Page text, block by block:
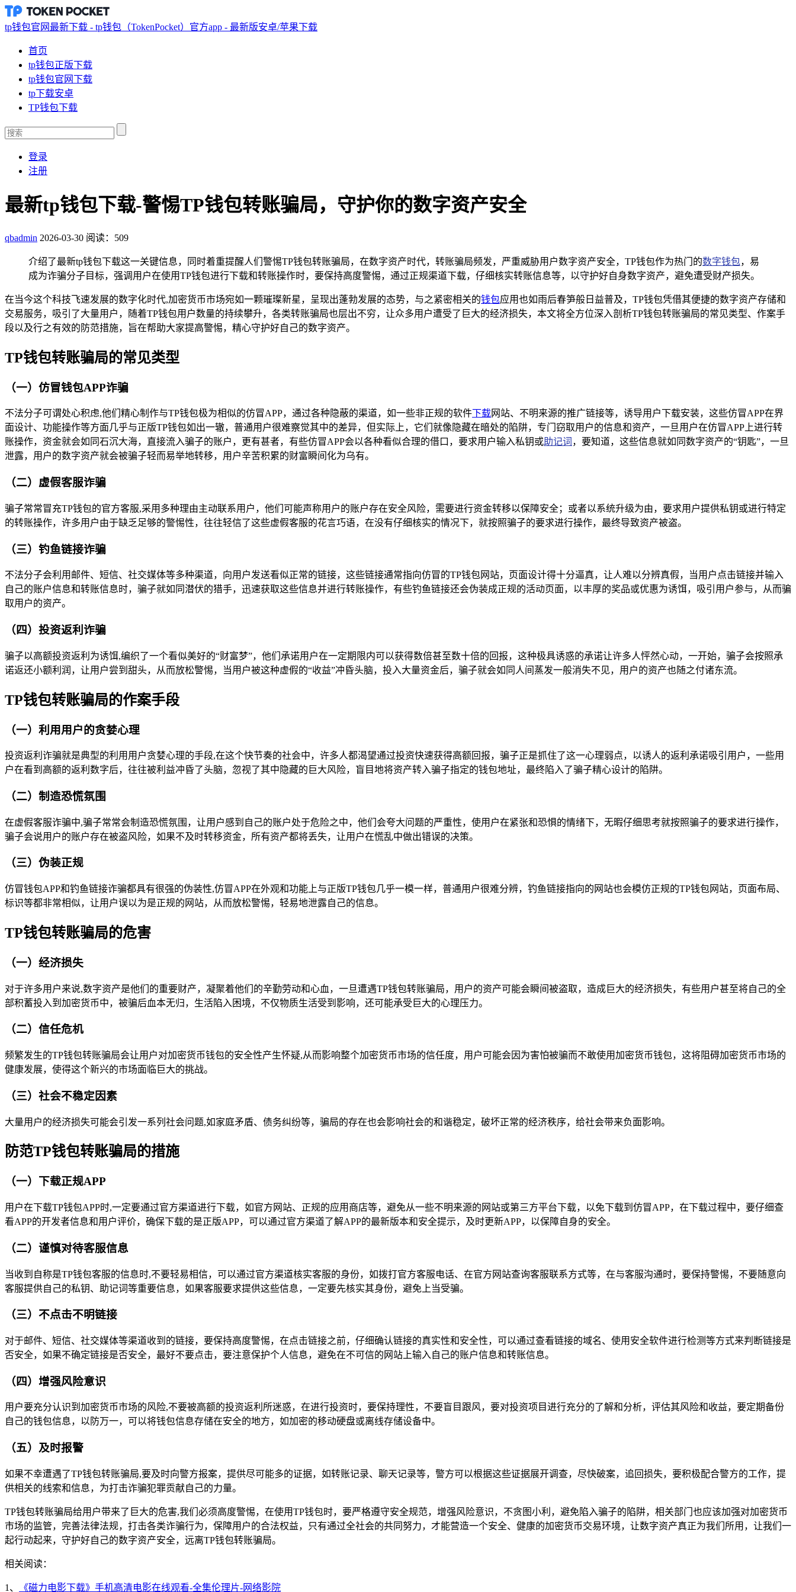
tp钱包官网最新下载 - tp钱包（TokenPocket）官方app - 最新版安卓/苹果下载
首页
tp钱包正版下载
tp钱包官网下载
tp下载安卓
TP钱包下载
登录
注册
最新tp钱包下载-警惕TP钱包转账骗局，守护你的数字资产安全
qbadmin 2026-03-30 阅读：509
介绍了最新tp钱包下载这一关键信息，同时着重提醒人们警惕TP钱包转账骗局，在数字资产时代，转账骗局频发，严重威胁用户数字资产安全，TP钱包作为热门的数字钱包，易
成为诈骗分子目标，强调用户在使用TP钱包进行下载和转账操作时，要保持高度警惕，通过正规渠道下载，仔细核实转账信息等，以守护好自身数字资产，避免遭受财产损失。
在当今这个科技飞速发展的数字化时代,加密货币市场宛如一颗璀璨新星，呈现出蓬勃发展的态势，与之紧密相关的钱包应用也如雨后春笋般日益普及，TP钱包凭借其便捷的数字资产存储和
交易服务，吸引了大量用户，随着TP钱包用户数量的持续攀升，各类转账骗局也层出不穷，让众多用户遭受了巨大的经济损失，本文将全方位深入剖析TP钱包转账骗局的常见类型、作案手
段以及行之有效的防范措施，旨在帮助大家提高警惕，精心守护好自己的数字资产。
TP钱包转账骗局的常见类型
（一）仿冒钱包APP诈骗
不法分子可谓处心积虑,他们精心制作与TP钱包极为相似的仿冒APP，通过各种隐蔽的渠道，如一些非正规的软件下载网站、不明来源的推广链接等，诱导用户下载安装，这些仿冒APP在界
面设计、功能操作等方面几乎与正版TP钱包如出一辙，普通用户很难察觉其中的差异，但实际上，它们就像隐藏在暗处的陷阱，专门窃取用户的信息和资产，一旦用户在仿冒APP上进行转
账操作，资金就会如同石沉大海，直接流入骗子的账户，更有甚者，有些仿冒APP会以各种看似合理的借口，要求用户输入私钥或助记词 ，要知道，这些信息就如同数字资产的“钥匙”，一旦
泄露，用户的数字资产就会被骗子轻而易举地转移，用户辛苦积累的财富瞬间化为乌有。
（二）虚假客服诈骗
骗子常常冒充TP钱包的官方客服,采用多种理由主动联系用户，他们可能声称用户的账户存在安全风险，需要进行资金转移以保障安全；或者以系统升级为由，要求用户提供私钥或进行特定
的转账操作，许多用户由于缺乏足够的警惕性，往往轻信了这些虚假客服的花言巧语，在没有仔细核实的情况下，就按照骗子的要求进行操作，最终导致资产被盗。
（三）钓鱼链接诈骗
不法分子会利用邮件、短信、社交媒体等多种渠道，向用户发送看似正常的链接，这些链接通常指向仿冒的TP钱包网站，页面设计得十分逼真，让人难以分辨真假，当用户点击链接并输入
自己的账户信息和转账信息时，骗子就如同潜伏的猎手，迅速获取这些信息并进行转账操作，有些钓鱼链接还会伪装成正规的活动页面，以丰厚的奖品或优惠为诱饵，吸引用户参与，从而骗
取用户的资产。
（四）投资返利诈骗
骗子以高额投资返利为诱饵,编织了一个看似美好的“财富梦”，他们承诺用户在一定期限内可以获得数倍甚至数十倍的回报，这种极具诱惑的承诺让许多人怦然心动，一开始，骗子会按照承
诺返还小额利润，让用户尝到甜头，从而放松警惕，当用户被这种虚假的“收益”冲昏头脑，投入大量资金后，骗子就会如同人间蒸发一般消失不见，用户的资产也随之付诸东流。
TP钱包转账骗局的作案手段
（一）利用用户的贪婪心理
投资返利诈骗就是典型的利用用户贪婪心理的手段,在这个快节奏的社会中，许多人都渴望通过投资快速获得高额回报，骗子正是抓住了这一心理弱点，以诱人的返利承诺吸引用户，一些用
户在看到高额的返利数字后，往往被利益冲昏了头脑，忽视了其中隐藏的巨大风险，盲目地将资产转入骗子指定的钱包地址，最终陷入了骗子精心设计的陷阱。
（二）制造恐慌氛围
在虚假客服诈骗中,骗子常常会制造恐慌氛围，让用户感到自己的账户处于危险之中，他们会夸大问题的严重性，使用户在紧张和恐惧的情绪下，无暇仔细思考就按照骗子的要求进行操作，
骗子会说用户的账户存在被盗风险，如果不及时转移资金，所有资产都将丢失，让用户在慌乱中做出错误的决策。
（三）伪装正规
仿冒钱包APP和钓鱼链接诈骗都具有很强的伪装性,仿冒APP在外观和功能上与正版TP钱包几乎一模一样，普通用户很难分辨，钓鱼链接指向的网站也会模仿正规的TP钱包网站，页面布局、
标识等都非常相似，让用户误以为是正规的网站，从而放松警惕，轻易地泄露自己的信息。
TP钱包转账骗局的危害
（一）经济损失
对于许多用户来说,数字资产是他们的重要财产，凝聚着他们的辛勤劳动和心血，一旦遭遇TP钱包转账骗局，用户的资产可能会瞬间被盗取，造成巨大的经济损失，有些用户甚至将自己的全
部积蓄投入到加密货币中，被骗后血本无归，生活陷入困境，不仅物质生活受到影响，还可能承受巨大的心理压力。
（二）信任危机
频繁发生的TP钱包转账骗局会让用户对加密货币钱包的安全性产生怀疑,从而影响整个加密货币市场的信任度，用户可能会因为害怕被骗而不敢使用加密货币钱包，这将阻碍加密货币市场的
健康发展，使得这个新兴的市场面临巨大的挑战。
（三）社会不稳定因素
大量用户的经济损失可能会引发一系列社会问题,如家庭矛盾、债务纠纷等，骗局的存在也会影响社会的和谐稳定，破坏正常的经济秩序，给社会带来负面影响。
防范TP钱包转账骗局的措施
（一）下载正规APP
用户在下载TP钱包APP时,一定要通过官方渠道进行下载，如官方网站、正规的应用商店等，避免从一些不明来源的网站或第三方平台下载，以免下载到仿冒APP，在下载过程中，要仔细查
看APP的开发者信息和用户评价，确保下载的是正版APP，可以通过官方渠道了解APP的最新版本和安全提示，及时更新APP，以保障自身的安全。
（二）谨慎对待客服信息
当收到自称是TP钱包客服的信息时,不要轻易相信，可以通过官方渠道核实客服的身份，如拨打官方客服电话、在官方网站查询客服联系方式等，在与客服沟通时，要保持警惕，不要随意向
客服提供自己的私钥、助记词等重要信息，如果客服要求提供这些信息，一定要先核实其身份，避免上当受骗。
（三）不点击不明链接
对于邮件、短信、社交媒体等渠道收到的链接，要保持高度警惕，在点击链接之前，仔细确认链接的真实性和安全性，可以通过查看链接的域名、使用安全软件进行检测等方式来判断链接是
否安全，如果不确定链接是否安全，最好不要点击，要注意保护个人信息，避免在不可信的网站上输入自己的账户信息和转账信息。
（四）增强风险意识
用户要充分认识到加密货币市场的风险,不要被高额的投资返利所迷惑，在进行投资时，要保持理性，不要盲目跟风，要对投资项目进行充分的了解和分析，评估其风险和收益，要定期备份
自己的钱包信息，以防万一，可以将钱包信息存储在安全的地方，如加密的移动硬盘或离线存储设备中。
（五）及时报警
如果不幸遭遇了TP钱包转账骗局,要及时向警方报案，提供尽可能多的证据，如转账记录、聊天记录等，警方可以根据这些证据展开调查，尽快破案，追回损失，要积极配合警方的工作，提
供相关的线索和信息，为打击诈骗犯罪贡献自己的力量。
TP钱包转账骗局给用户带来了巨大的危害,我们必须高度警惕，在使用TP钱包时，要严格遵守安全规范，增强风险意识，不贪图小利，避免陷入骗子的陷阱，相关部门也应该加强对加密货币
市场的监管，完善法律法规，打击各类诈骗行为，保障用户的合法权益，只有通过全社会的共同努力，才能营造一个安全、健康的加密货币交易环境，让数字资产真正为我们所用，让我们一
起行动起来，守护好自己的数字资产安全，远离TP钱包转账骗局。
相关阅读：
1、 《磁力电影下载》手机高清电影在线观看-全集伦理片-网络影院